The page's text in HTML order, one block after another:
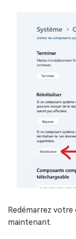
Redémarrez
maintenant.